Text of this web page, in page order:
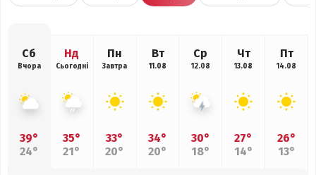
Сб
Вчора
39°
24°
Нд
Сьогодні
35°
21°
Пн
Завтра
33°
20°
Вт
11.08
34°
20°
Ср
12.08
30°
18°
Чт
13.08
27°
14°
Пт
14.08
26°
13°